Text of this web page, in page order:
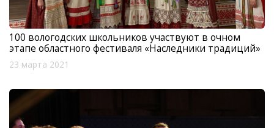
100 вологодских школьников участвуют в очном
этапе областного фестиваля «Наследники традиций»
23 марта 2021